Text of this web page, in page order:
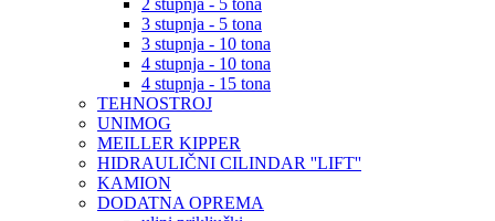
2 stupnja - 5 tona
3 stupnja - 5 tona
3 stupnja - 10 tona
4 stupnja - 10 tona
4 stupnja - 15 tona
TEHNOSTROJ
UNIMOG
MEILLER KIPPER
HIDRAULIČNI CILINDAR ''LIFT''
KAMION
DODATNA OPREMA